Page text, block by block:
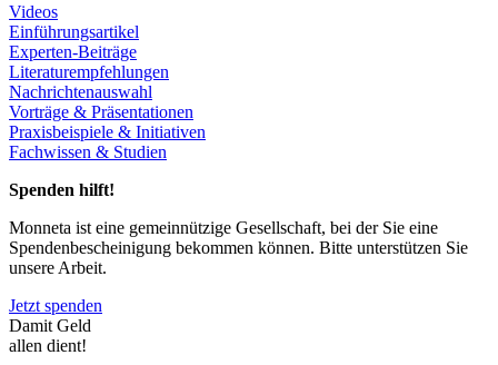
Videos
Einführungsartikel
Experten-Beiträge
Literaturempfehlungen
Nachrichtenauswahl
Vorträge & Präsentationen
Praxisbeispiele & Initiativen
Fachwissen & Studien
Spenden hilft!
Monneta ist eine gemeinnützige Gesellschaft, bei der Sie eine
Spendenbescheinigung bekommen können. Bitte unterstützen Sie
unsere Arbeit.
Jetzt spenden
Damit Geld
allen dient!